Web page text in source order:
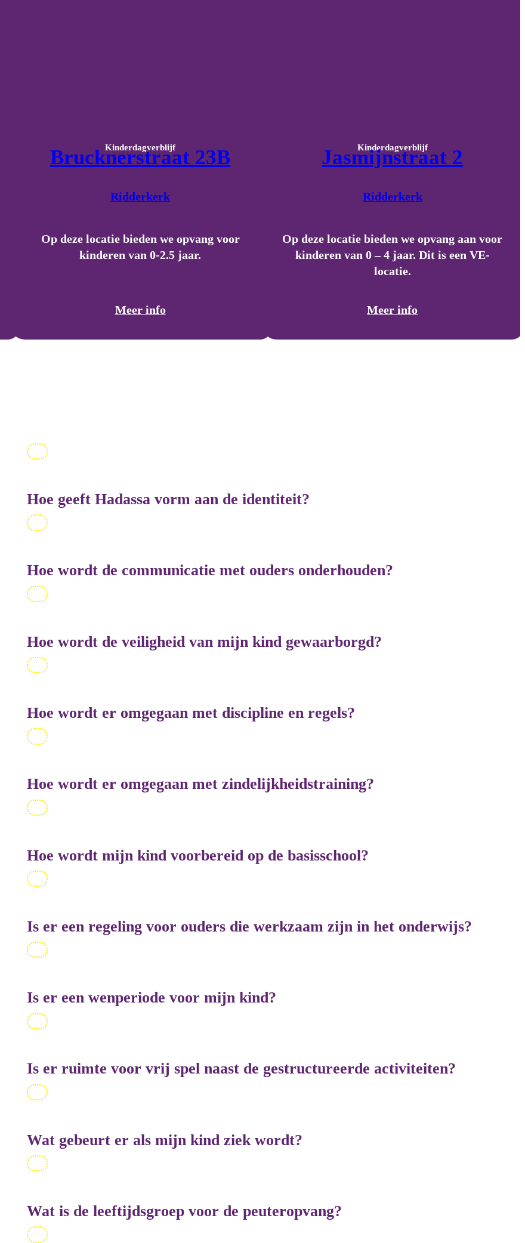
Kinderdagverblijf
Brucknerstraat 23B
Ridderkerk
Op deze locatie bieden we opvang voor
kinderen van 0-2.5 jaar.
Meer info
Kinderdagverblijf
Jasmijnstraat 2
Ridderkerk
Op deze locatie bieden we opvang aan voor
kinderen van 0 – 4 jaar. Dit is een VE-
locatie.
Meer info
Hoe geeft Hadassa vorm aan de identiteit?
Hoe wordt de communicatie met ouders onderhouden?
Hoe wordt de veiligheid van mijn kind gewaarborgd?
Hoe wordt er omgegaan met discipline en regels?
Hoe wordt er omgegaan met zindelijkheidstraining?
Hoe wordt mijn kind voorbereid op de basisschool?
Is er een regeling voor ouders die werkzaam zijn in het onderwijs?
Is er een wenperiode voor mijn kind?
Is er ruimte voor vrij spel naast de gestructureerde activiteiten?
Wat gebeurt er als mijn kind ziek wordt?
Wat is de leeftijdsgroep voor de peuteropvang?